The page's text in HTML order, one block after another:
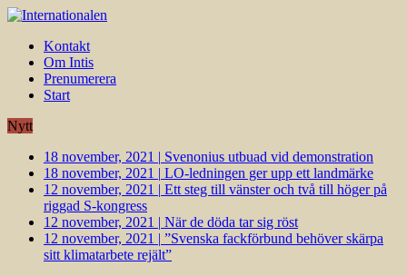
Kontakt
Om Intis
Prenumerera
Start
Nytt
18 november, 2021 | Svenonius utbuad vid demonstration
18 november, 2021 | LO-ledningen ger upp ett landmärke
12 november, 2021 | Ett steg till vänster och två till höger på
riggad S-kongress
12 november, 2021 | När de döda tar sig röst
12 november, 2021 | ”Svenska fackförbund behöver skärpa
sitt klimatarbete rejält”